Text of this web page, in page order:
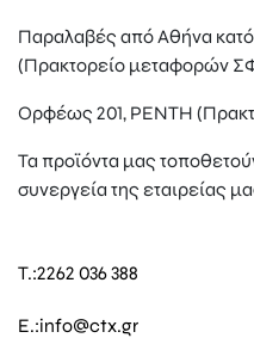
Παραλαβές από Αθήνα
(Πρακτορείο μεταφορών
Ορφέως 201, ΡΕΝΤΗ
Τα προϊόντα μας
συνεργεία της εταιρείας
T.:2262 036 388
E.:info@ctx.gr